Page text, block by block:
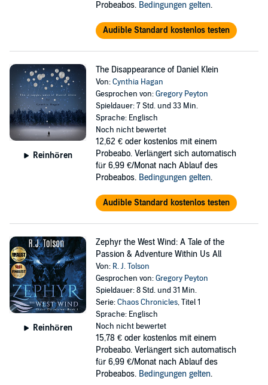
Probeabos. Bedingungen gelten.
Audible Standard kostenlos testen
Reinhören
The Disappearance of Daniel Klein
Von:Cynthia Hagan
Gesprochen von:Gregory Peyton
Spieldauer: 7 Std. und 33 Min.
Sprache: Englisch
Noch nicht bewertet
12,62 € oder kostenlos mit einem
Probeabo. Verlängert sich automatisch
für 6,99 €/Monat nach Ablauf des
Probeabos. Bedingungen gelten.
Audible Standard kostenlos testen
Reinhören
Zephyr the West Wind: A Tale of the
Passion & Adventure Within Us All
Von: R. J. Tolson
Gesprochen von:Gregory Peyton
Spieldauer: 8 Std. und 31 Min.
Serie:Chaos Chronicles, Titel 1
Sprache: Englisch
Noch nicht bewertet
15,78 € oder kostenlos mit einem
Probeabo. Verlängert sich automatisch
für 6,99 €/Monat nach Ablauf des
Probeabos. Bedingungen gelten.